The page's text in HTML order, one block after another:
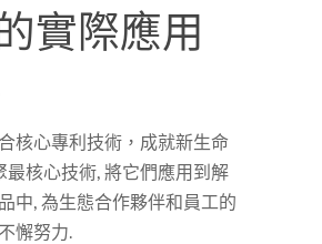
實際應用
核心專利技術，成就新生命
最核心技術, 將它們應用到解
中, 為生態合作夥伴和員工的
懈努力.